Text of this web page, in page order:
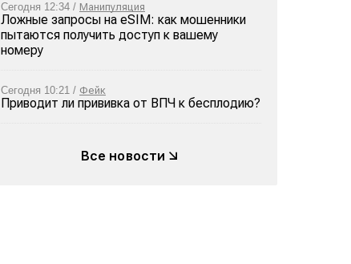
Сегодня 12:34 / Манипуляция
Ложные запросы на eSIM: как мошенники
пытаются получить доступ к вашему
номеру
Сегодня 10:21 / Фейк
Приводит ли прививка от ВПЧ к бесплодию?
Все новости